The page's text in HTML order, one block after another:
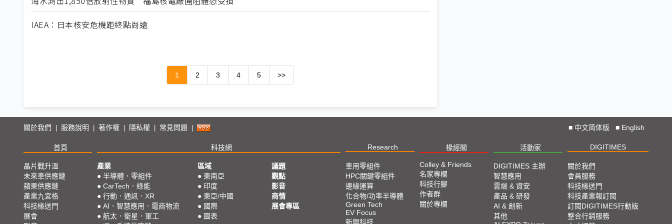
IAEA：日本核安危機距終點尚遠
1 2 3 4 5 >>
關於我們 服務說明 著作權 隱私權 常見問題 ■ 中文简体版 ■ English
首頁 科技網 Research 椽經閣 活動家 DIGITIMES
晶片戰升溫
未來車供應鏈
蘋果供應鏈
產業九宮格
科技椽送門
展會
產業
● 半導體．零組件
● CarTech．綠能
● 行動．通訊．XR
● AI．智慧應用．電商物流
● 航太．衛星．軍工
區域
● 東南亞
● 印度
● 東亞/中國
● 國際
● 圖表
議題
觀點
影音
商情
展會專區
車用零組件
HPC關鍵零組件
邊緣運算
化合物/功率半導體
Green Tech
EV Focus
新興科技
Colley & Friends
名家專欄
科技行腳
作者群
關於專欄
DIGITIMES 主辦
智慧應用
雲端 & 資安
產品 & 研發
AI & 創新
其他
關於我們
會員服務
科技椽送門
科技產業報訂閱
訂閱DIGITIMES行動版
整合行銷服務